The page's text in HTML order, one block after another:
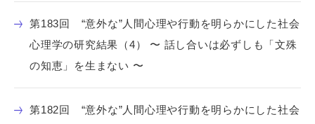
第183回 “意外な”人間心理や行動を明らかにした社会
心理学の研究結果（4） 〜 話し合いは必ずしも「文殊
の知恵」を生まない 〜
第182回 “意外な”人間心理や行動を明らかにした社会